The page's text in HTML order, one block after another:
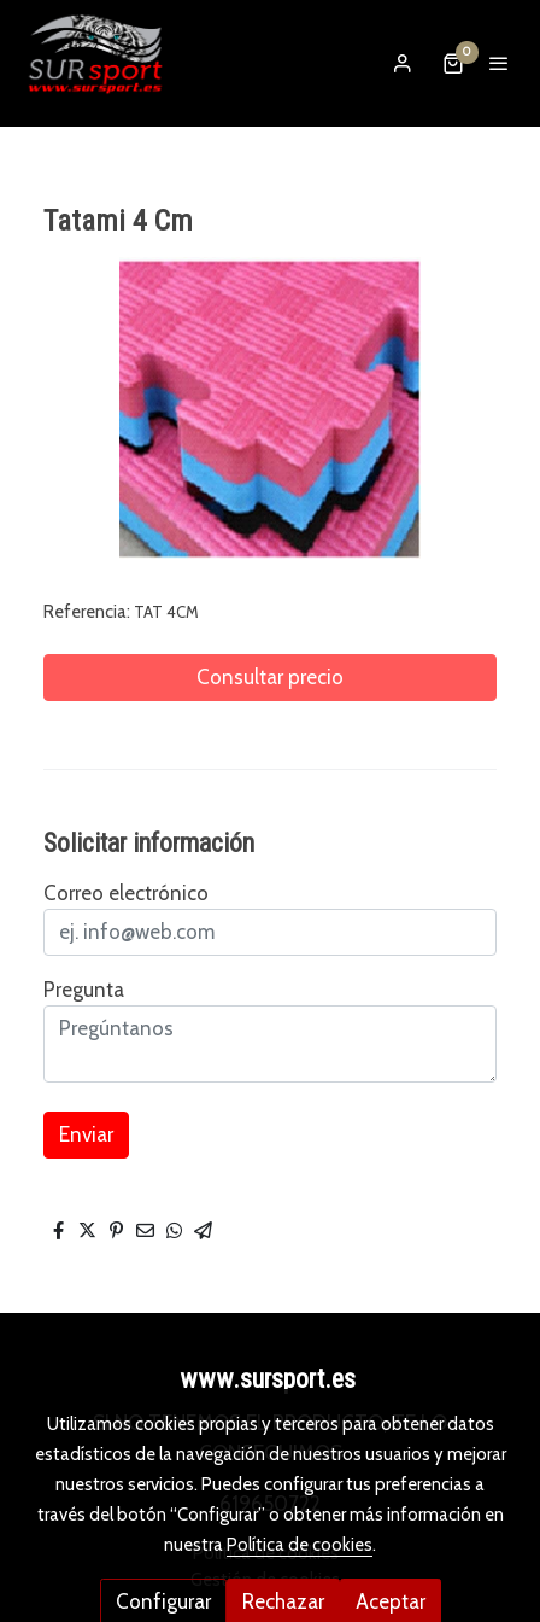
0
Tatami 4 Cm
Referencia: TAT 4CM
Consultar precio
Solicitar información
Correo electrónico
Pregunta
Enviar
www.sursport.es
SI NO TENEMOS EL PRODUCTO, TE LO
CONSEGUIMOS
619650722
Política de cookies
Gestión de cookies
Utilizamos cookies propias y terceros para obtener datos
estadísticos de la navegación de nuestros usuarios y mejorar
nuestros servicios. Puedes configurar tus preferencias a
través del botón “Configurar” o obtener más información en
nuestraPolítica de cookies.
Configurar Rechazar Aceptar